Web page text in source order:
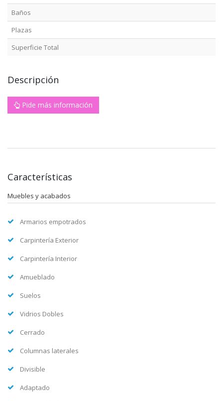
Baños
Plazas
Superficie Total
Descripción
Pide más información
Características
Muebles y acabados
Armarios empotrados
Carpintería Exterior
Carpintería Interior
Amueblado
Suelos
Vidrios Dobles
Cerrado
Columnas laterales
Divisible
Adaptado